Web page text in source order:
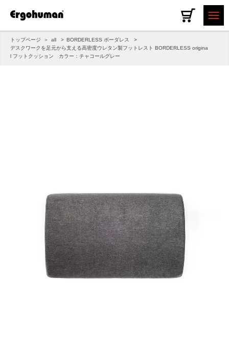
トップページ all
BORDERLESS ボーダレス
デスクワークを足元から支える高密度ウレタン製フットレスト BORDERLESS origina
l フットクッション カラー：チャコールグレー